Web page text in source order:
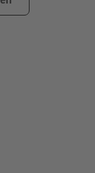
v3 FOGRA52)